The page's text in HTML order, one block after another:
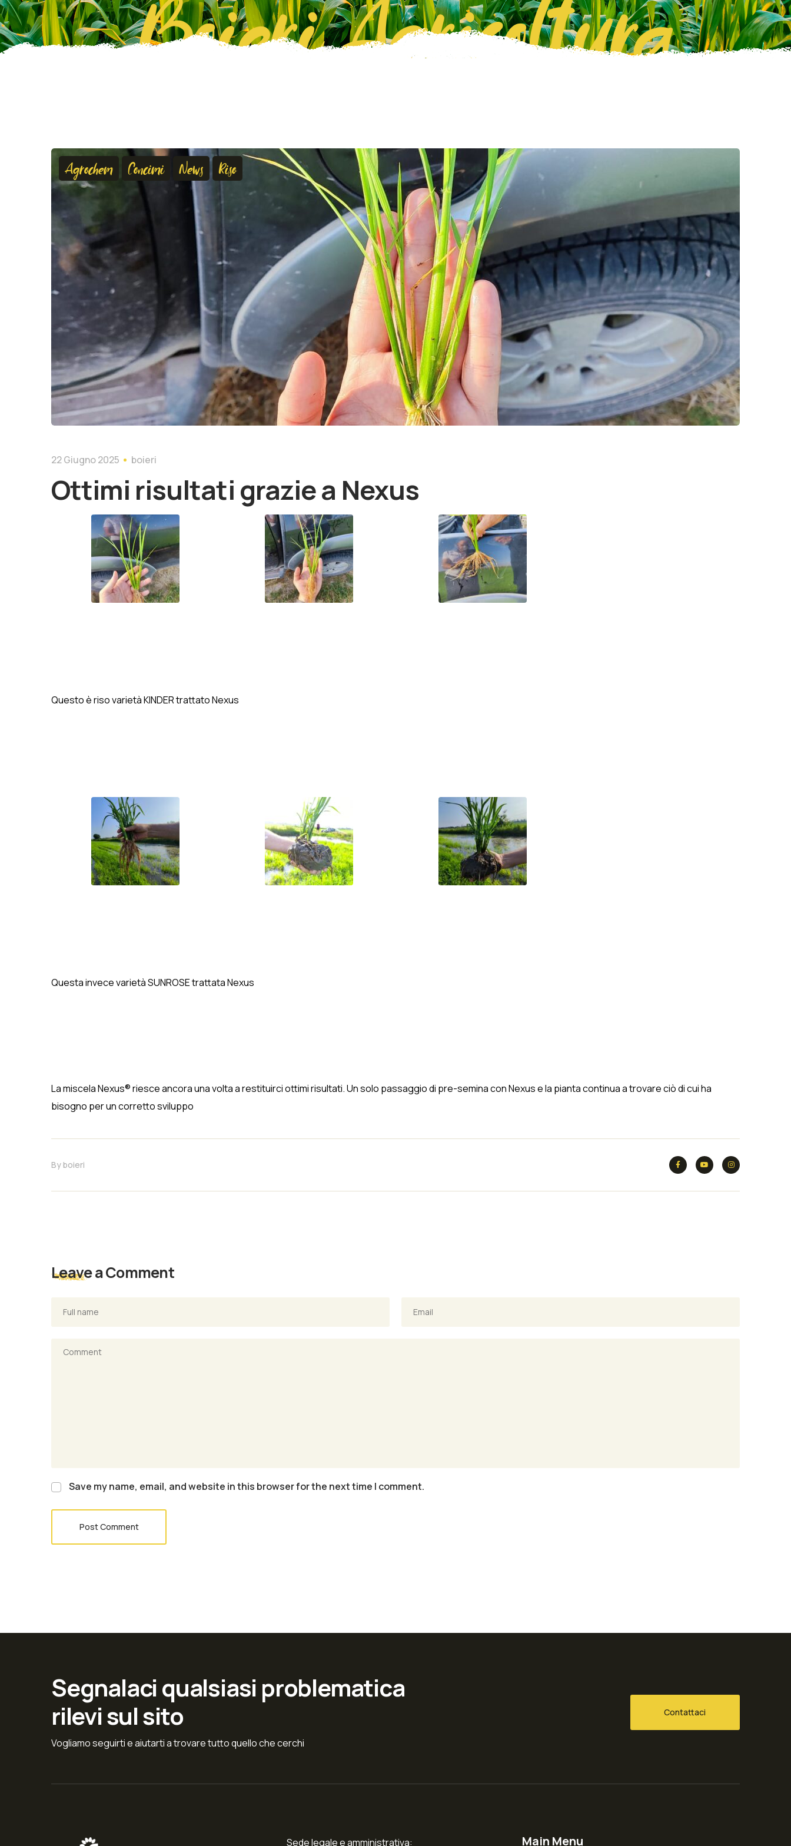
Boieri Agricoltura
Agrochem Concimi News Riso
22 Giugno 2025 boieri
Ottimi risultati grazie a Nexus
Questo è riso varietà KINDER trattato Nexus
Questa invece varietà SUNROSE trattata Nexus
La miscela Nexus® riesce ancora una volta a restituirci ottimi risultati. Un solo passaggio di pre-semina con Nexus e la pianta continua a trovare ciò di cui ha
bisogno per un corretto sviluppo
Byboieri
Leave a Comment
Save my name, email, and website in this browser for the next time I comment.
Post Comment
Segnalaci qualsiasi problematica
rilevi sul sito
Vogliamo seguirti e aiutarti a trovare tutto quello che cerchi
Contattaci
Sede legale e amministrativa: Main Menu